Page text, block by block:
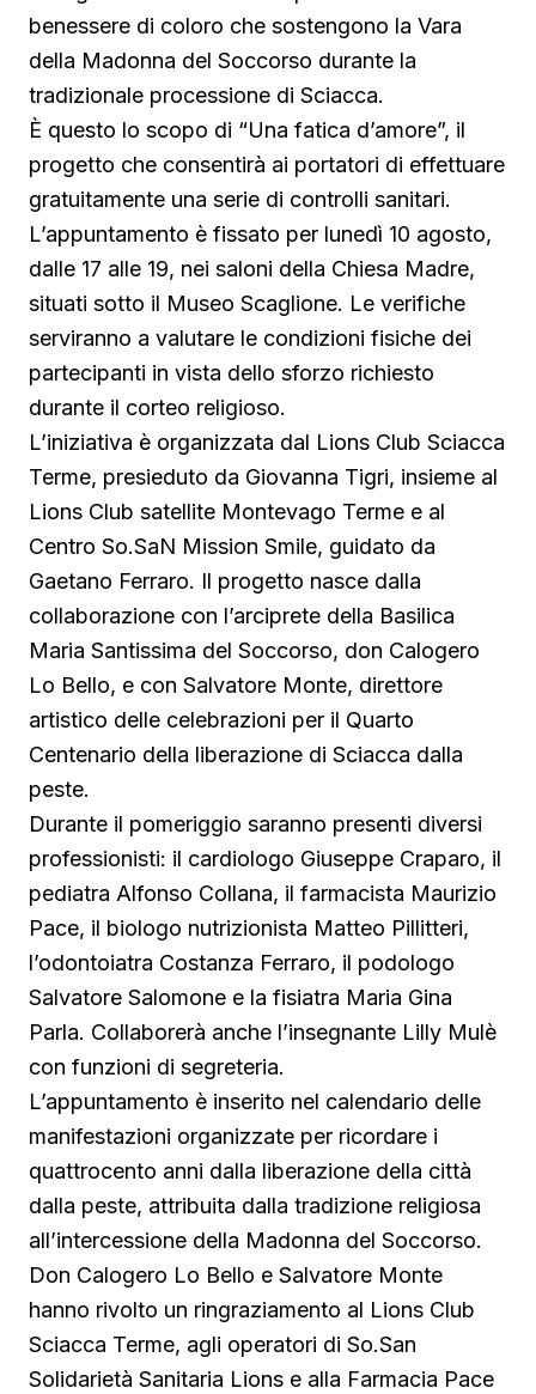
benessere di coloro che sostengono la Vara
della Madonna del Soccorso durante la
tradizionale processione di Sciacca.
È questo lo scopo di “Una fatica d’amore”, il
progetto che consentirà ai portatori di effettuare
gratuitamente una serie di controlli sanitari.
L’appuntamento è fissato per lunedì 10 agosto,
dalle 17 alle 19, nei saloni della Chiesa Madre,
situati sotto il Museo Scaglione. Le verifiche
serviranno a valutare le condizioni fisiche dei
partecipanti in vista dello sforzo richiesto
durante il corteo religioso.
L’iniziativa è organizzata dal Lions Club Sciacca
Terme, presieduto da Giovanna Tigri, insieme al
Lions Club satellite Montevago Terme e al
Centro So.SaN Mission Smile, guidato da
Gaetano Ferraro. Il progetto nasce dalla
collaborazione con l’arciprete della Basilica
Maria Santissima del Soccorso, don Calogero
Lo Bello, e con Salvatore Monte, direttore
artistico delle celebrazioni per il Quarto
Centenario della liberazione di Sciacca dalla
peste.
Durante il pomeriggio saranno presenti diversi
professionisti: il cardiologo Giuseppe Craparo, il
pediatra Alfonso Collana, il farmacista Maurizio
Pace, il biologo nutrizionista Matteo Pillitteri,
l’odontoiatra Costanza Ferraro, il podologo
Salvatore Salomone e la fisiatra Maria Gina
Parla. Collaborerà anche l’insegnante Lilly Mulè
con funzioni di segreteria.
L’appuntamento è inserito nel calendario delle
manifestazioni organizzate per ricordare i
quattrocento anni dalla liberazione della città
dalla peste, attribuita dalla tradizione religiosa
all’intercessione della Madonna del Soccorso.
Don Calogero Lo Bello e Salvatore Monte
hanno rivolto un ringraziamento al Lions Club
Sciacca Terme, agli operatori di So.San
Solidarietà Sanitaria Lions e alla Farmacia Pace